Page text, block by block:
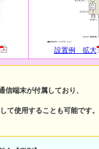
設置例 拡大
信端末が付属しており、
て使用することも可能です。